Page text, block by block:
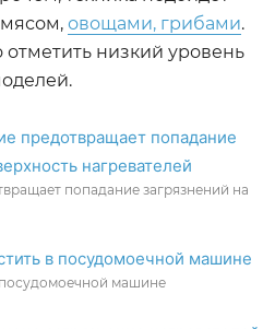
овощами, грибами.
низкий уровень
попадание загрязнений на
машине